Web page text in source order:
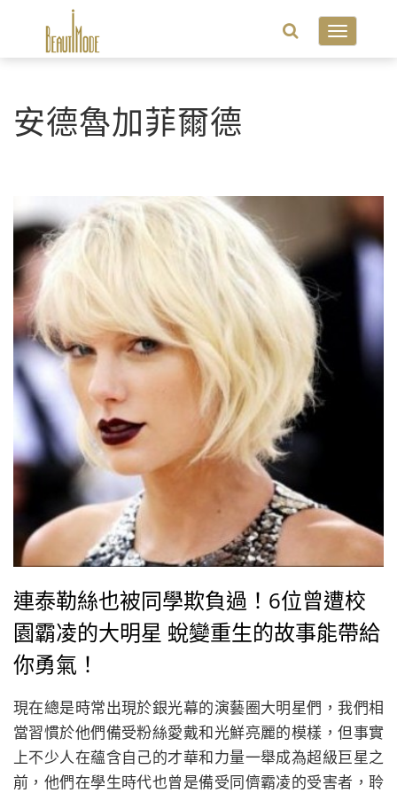
Toggle
安德魯加菲爾德
連泰勒絲也被同學欺負過！6位曾遭校
園霸凌的大明星 蛻變重生的故事能帶給
你勇氣！
現在總是時常出現於銀光幕的演藝圈大明星們，我們相
當習慣於他們備受粉絲愛戴和光鮮亮麗的模樣，但事實
上不少人在蘊含自己的才華和力量一舉成為超級巨星之
前，他們在學生時代也曾是備受同儕霸凌的受害者，聆